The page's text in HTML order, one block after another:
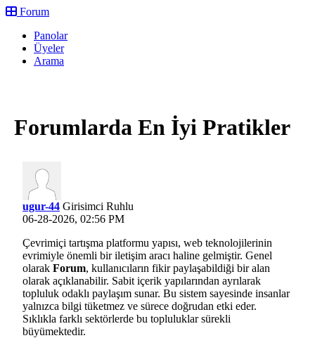
Forum
Panolar
Üyeler
Arama
Forumlarda En İyi Pratikler
ugur-44 Girisimci Ruhlu
06-28-2026, 02:56 PM
Çevrimiçi tartışma platformu yapısı, web teknolojilerinin
evrimiyle önemli bir iletişim aracı haline gelmiştir. Genel
olarak Forum, kullanıcıların fikir paylaşabildiği bir alan
olarak açıklanabilir. Sabit içerik yapılarından ayrılarak
topluluk odaklı paylaşım sunar. Bu sistem sayesinde insanlar
yalnızca bilgi tüketmez ve sürece doğrudan etki eder.
Sıklıkla farklı sektörlerde bu topluluklar sürekli
büyümektedir.